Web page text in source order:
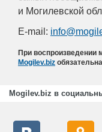
и Могилевской
E-mail:
При воспроизведении
Mogilev.biz
Mogilev.biz в